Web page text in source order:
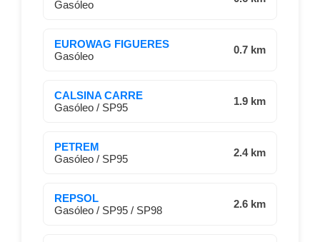
Gasóleo
EUROWAG FIGUERES
Gasóleo
0.7 km
CALSINA CARRE
Gasóleo / SP95
1.9 km
PETREM
Gasóleo / SP95
2.4 km
REPSOL
Gasóleo / SP95 / SP98
2.6 km